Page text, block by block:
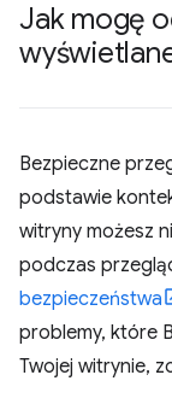
Jak mogę
Bezpieczne
podstawie
witryny możesz
podczas
bezpieczeństwa
problemy, które
Twojej witrynie,